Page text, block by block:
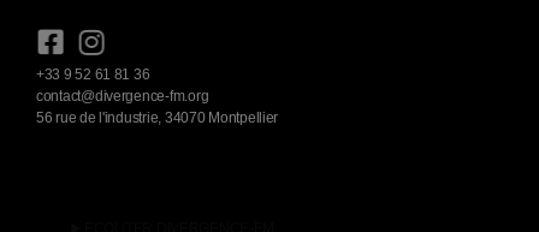
+33 9 52 61 81 36
contact@divergence-fm.org
56 rue de l'industrie, 34070 Montpellier